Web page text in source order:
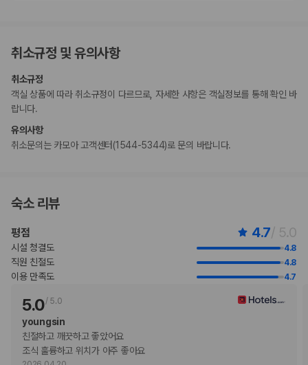
현금 없이 결제 옵션을 이용하실 수 있습니다.
고객 정책과 문화적 기준이나 규범은 국가 및 숙박 시설에 따라 다를 수 있
습니다. 명시된 정책은 숙박 시설에서 제공했습니다.
수영장 요금(옵션)은 입장 1회 기준 1인당 JPY 5,000 ~ 6,000입니다.
명시된 수영장 요금(옵션)은 수영장 이용 시 만 13세 이상 고객에게 적용됩
니다. 만 4~12세 어린이의 수영장 요금은 입장 1회 기준 1인당 JPY
2,000입니다. 만 0~3세 어린이는 무료로 이용할 수 있습니다. 자세한 내
운영 야외 수영장을 이용하실 수 없습니다.
이 숙박 시설에서 만 0~3세 어린이는 수영장에서 방수 바지를 착용해야 합
야간 수영장 이용 시간은 18:30 ~ 22:00이며, 만 18세 이상 고객만 예약
을 통해 이용하실 수 있습니다.
수영장 이용 시간은 정오 ~ 18:00입니다.
만 3 세 이하 아동은 부모 또는 보호자와 같은 객실에서 침구를 추가하지
않고 이용할 경우 무료로 숙박할 수 있습니다(등록된 성인 1명당 1명).
이용 상황에 따라 객실 연결이 가능하며, 예약 확인 메일에 나와 있는 번호
로 숙박 시설에 직접 연락하여 요청하실 수 있습니다.
일본 후생노동성은 모든 외국인 방문자가 여관, 호텔, 모텔 등의 모든 숙박
시설에 투숙할 때 여권 번호와 국적을 제출하도록 요구하고 있습니다. 또
취소규정 및 유의사항
취소규정
객실 상품에 따라 취소규정이 다르므로, 자세한 사항은 객실정보를 통해 확인 바
랍니다.
유의사항
취소문의는 카모아 고객센터(1544-5344)로 문의 바랍니다.
숙소 리뷰
평점 4.7/ 5.0
시설 청결도 4.8
직원 친절도 4.8
이용 만족도 4.7
5.0/ 5.0
youngsin
친절하고 깨끗하고 좋았어요
조식 훌륭하고 위치가 아주 좋아요